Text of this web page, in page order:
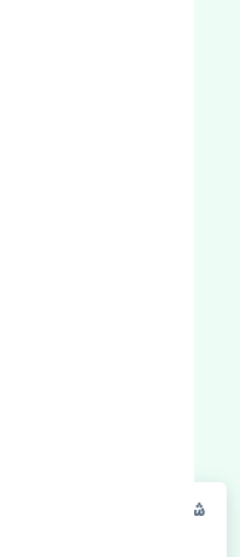
شلگیر عقب چپ تویوتا آریون 2012-2013 اصلی